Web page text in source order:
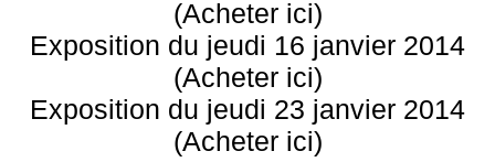
(Acheter ici)
Exposition du jeudi 16 janvier 2014
(Acheter ici)
Exposition du jeudi 23 janvier 2014
(Acheter ici)